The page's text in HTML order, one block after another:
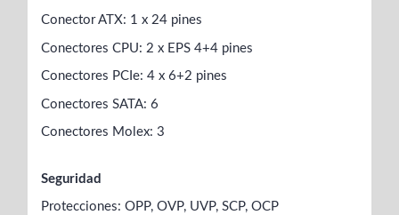
Conector ATX: 1 x 24 pines
Conectores CPU: 2 x EPS 4+4 pines
Conectores PCIe: 4 x 6+2 pines
Conectores SATA: 6
Conectores Molex: 3
Seguridad
Protecciones: OPP, OVP, UVP, SCP, OCP